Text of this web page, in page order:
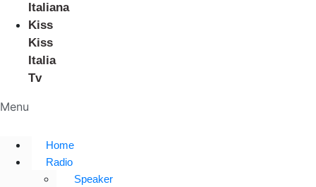
Italiana
Kiss
Kiss
Italia
Tv
Menu
Home
Radio
Speaker